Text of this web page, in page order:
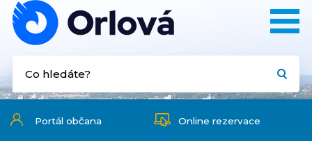
Portál občana Online rezervace